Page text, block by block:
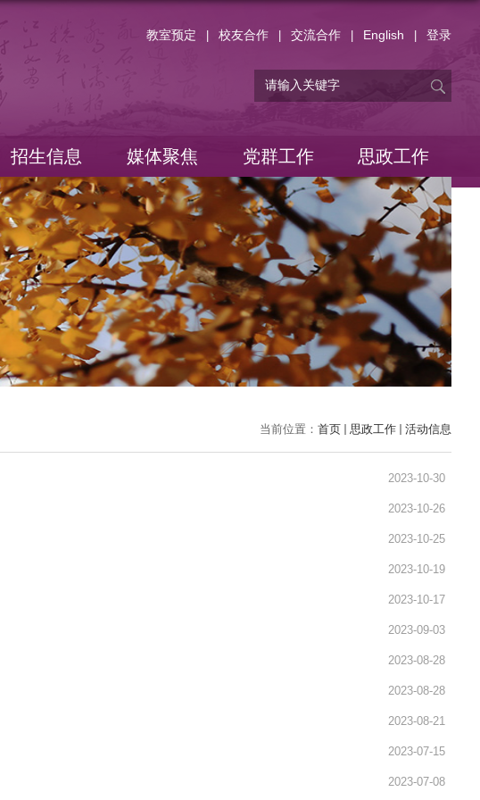
教室预定 校友合作 交流合作 English 登录
招生信息 媒体聚焦 党群工作 思政工作
当前位置： 首页 思政工作 活动信息
2023-10-30
2023-10-26
2023-10-25
2023-10-19
2023-10-17
2023-09-03
2023-08-28
2023-08-28
2023-08-21
2023-07-15
2023-07-08